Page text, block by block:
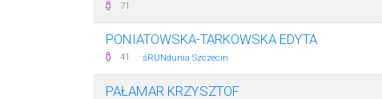
71
PONIATOWSKA-TARKOWSKA EDYTA
41 · śRUNdunia Szczecin
PAŁAMAR KRZYSZTOF